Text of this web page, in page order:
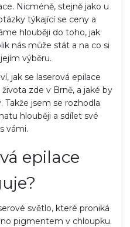
Nicméně, stejně jako u
týkající se ceny a
hlouběji do toho, jak
nás může stát a na co si
výběru.
jak se laserová epilace
zde v Brně, a jaké by
Takže jsem se rozhodla
hlouběji a sdílet své
vámi.
epilace
světlo, které proniká
pigmentem v chloupku.